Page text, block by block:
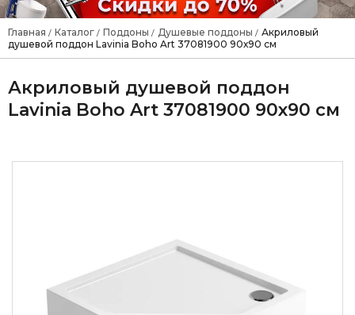
Главная / Каталог / Поддоны / Душевые поддоны / Акриловый
душевой поддон Lavinia Boho Art 37081900 90х90 см
Акриловый душевой поддон
Lavinia Boho Art 37081900 90х90 см